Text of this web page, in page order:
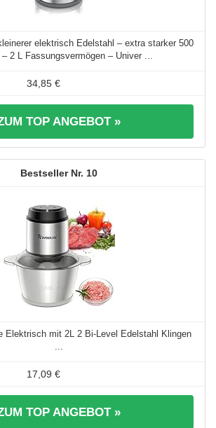
elektrisch Edelstahl – extra starker 500
2 L Fassungsvermögen – Univer ...
34,85 €
TOP ANGEBOT »
10
Elektrisch mit 2L 2 Bi-Level Edelstahl Klingen
17,09 €
TOP ANGEBOT »